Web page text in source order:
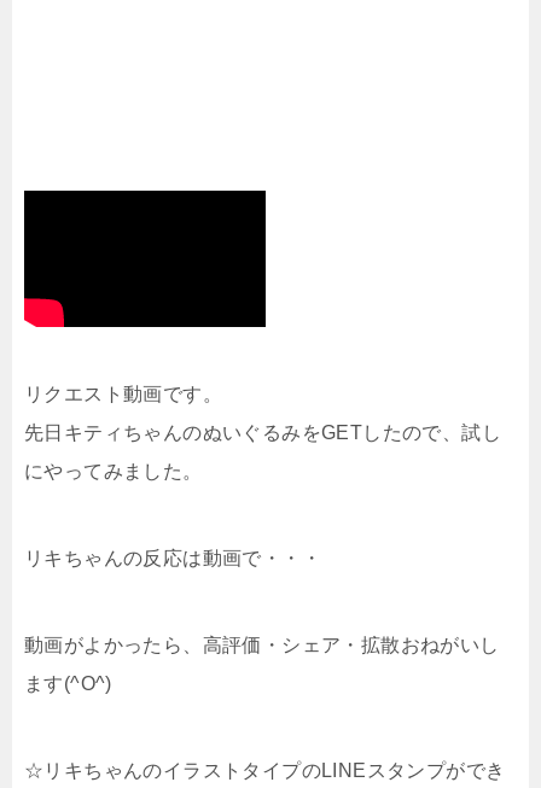
リクエスト動画です。
先日キティちゃんのぬいぐるみをGETしたので、試し
にやってみました。
リキちゃんの反応は動画で・・・
動画がよかったら、高評価・シェア・拡散おねがいし
ます(^O^)
☆リキちゃんのイラストタイプのLINEスタンプができ